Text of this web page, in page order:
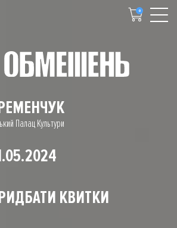
0
Палац Культури
КВИТКИ